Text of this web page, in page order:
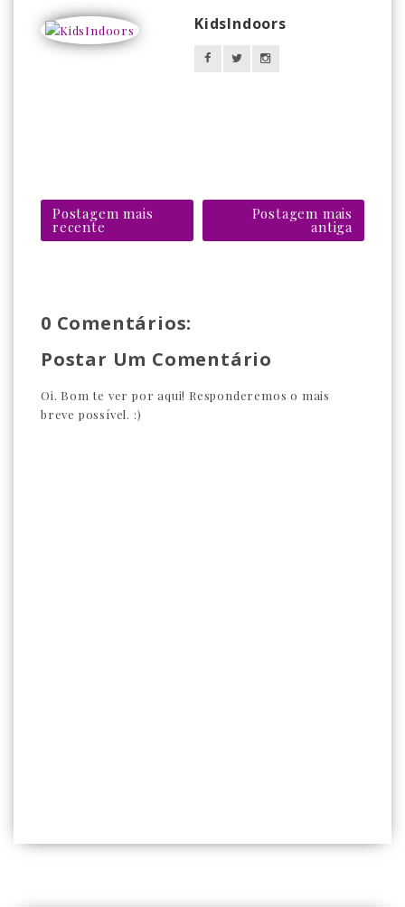
KidsIndoors
Postagem mais
recente
Postagem mais
antiga
0 Comentários:
Postar Um Comentário
Oi. Bom te ver por aqui! Responderemos o mais
breve possível. :)